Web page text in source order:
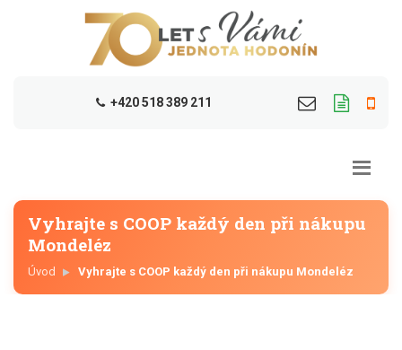
+420 518 389 211
Vyhrajte s COOP každý den při nákupu
Mondeléz
Úvod Vyhrajte s COOP každý den při nákupu Mondeléz